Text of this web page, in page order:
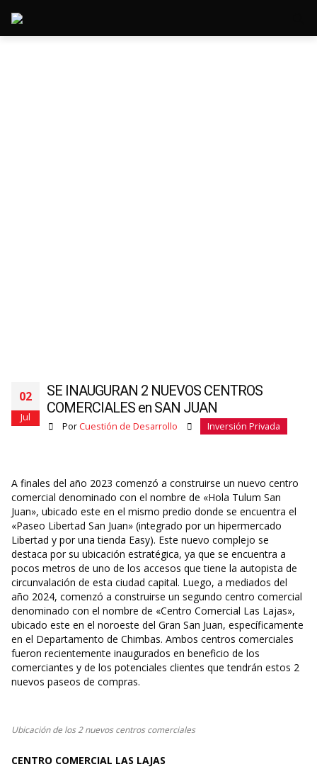
02
Jul
SE INAUGURAN 2 NUEVOS CENTROS
COMERCIALES en SAN JUAN
Por Cuestión de Desarrollo Inversión Privada
A finales del año 2023 comenzó a construirse un nuevo centro
comercial denominado con el nombre de «Hola Tulum San
Juan», ubicado este en el mismo predio donde se encuentra el
«Paseo Libertad San Juan» (integrado por un hipermercado
Libertad y por una tienda Easy). Este nuevo complejo se
destaca por su ubicación estratégica, ya que se encuentra a
pocos metros de uno de los accesos que tiene la autopista de
circunvalación de esta ciudad capital. Luego, a mediados del
año 2024, comenzó a construirse un segundo centro comercial
denominado con el nombre de «Centro Comercial Las Lajas»,
ubicado este en el noroeste del Gran San Juan, específicamente
en el Departamento de Chimbas. Ambos centros comerciales
fueron recientemente inaugurados en beneficio de los
comerciantes y de los potenciales clientes que tendrán estos 2
nuevos paseos de compras.
Ubicación de los 2 nuevos centros comerciales
CENTRO COMERCIAL LAS LAJAS